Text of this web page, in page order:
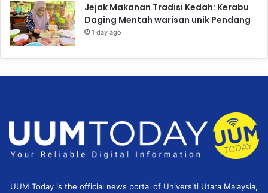
Jejak Makanan Tradisi Kedah: Kerabu
Daging Mentah warisan unik Pendang
1 day ago
UUM Today is the official news portal of Universiti Utara Malaysia,